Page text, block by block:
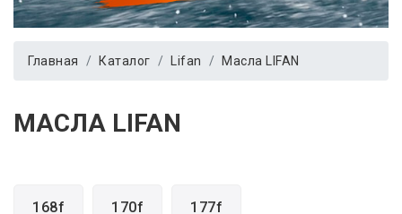
Главная Каталог Lifan Масла LIFAN
МАСЛА LIFAN
168f 170f 177f